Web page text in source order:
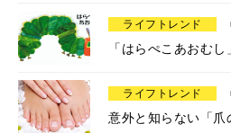
ライフトレンド
「はらぺこあおむ
ライフトレンド
意外と知らない「爪